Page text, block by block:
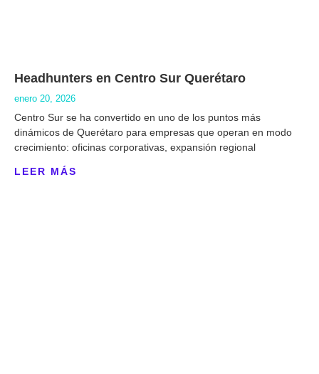
Headhunters en Centro Sur Querétaro
enero 20, 2026
Centro Sur se ha convertido en uno de los puntos más
dinámicos de Querétaro para empresas que operan en modo
crecimiento: oficinas corporativas, expansión regional
LEER MÁS